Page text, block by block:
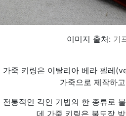
이미지 출처: 기
가죽 키링은 이탈리아 베라 펠레
가죽으로 제작하
전통적인 각인 기법의 한 종류로
데 가죽 키링은 불도장